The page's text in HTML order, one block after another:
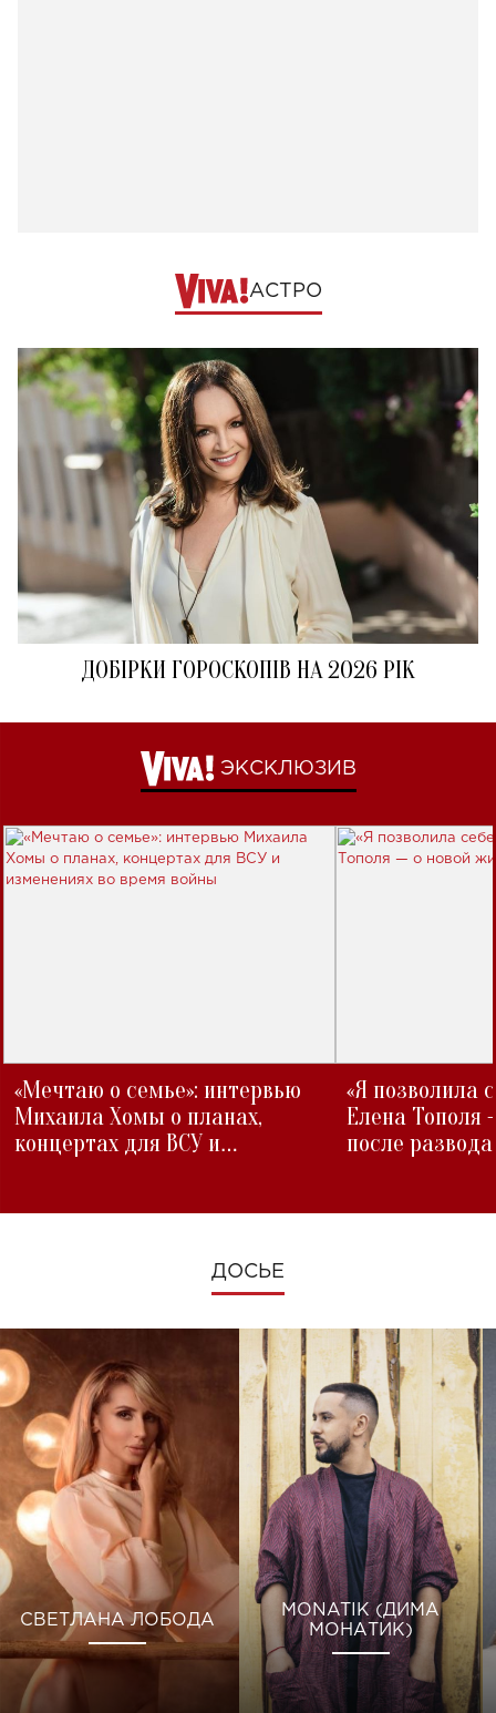
АСТРО
ДОБІРКИ ГОРОСКОПІВ НА 2026 РІК
ЭКСКЛЮЗИВ
«Мечтаю о семье»: интервью
Михаила Хомы о планах,
концертах для ВСУ и
«Я позволила
Елена Тополя
после развода
ДОСЬЕ
СВЕТЛАНА ЛОБОДА
MONATIK (ДИМА
МОНАТИК)